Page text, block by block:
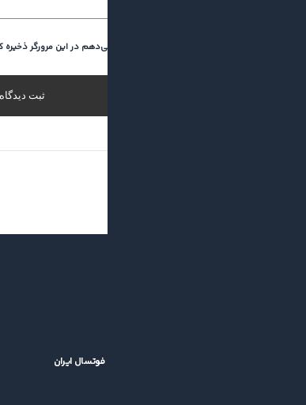
نام و ایمیل من را برای دفعه بعد که نظر می‌دهم در این مرورگر ذخیره
بازگشت جام باشگاه‌های فوتسال آسیا؛ خبر خوش برای فوتسال ایران